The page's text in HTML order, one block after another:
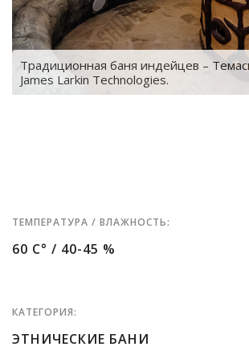
Традиционная баня индейцев –
James Larkin Technologies.
ТЕМПЕРАТУРА / ВЛАЖНОСТЬ:
60 C° / 40-45 %
КАТЕГОРИЯ:
ЭТНИЧЕСКИЕ БАНИ